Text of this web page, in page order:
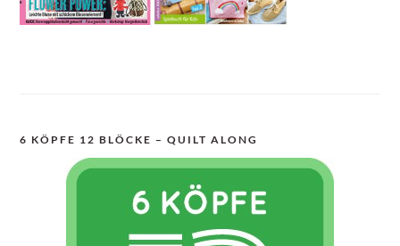
6 KÖPFE 12 BLÖCKE – QUILT ALONG